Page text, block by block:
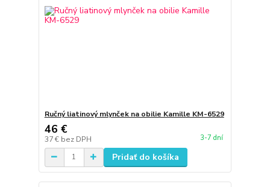
Ručný liatinový mlynček na obilie Kamille KM-6529
46 €
37 € bez DPH 3-7 dní
Pridať do košíka